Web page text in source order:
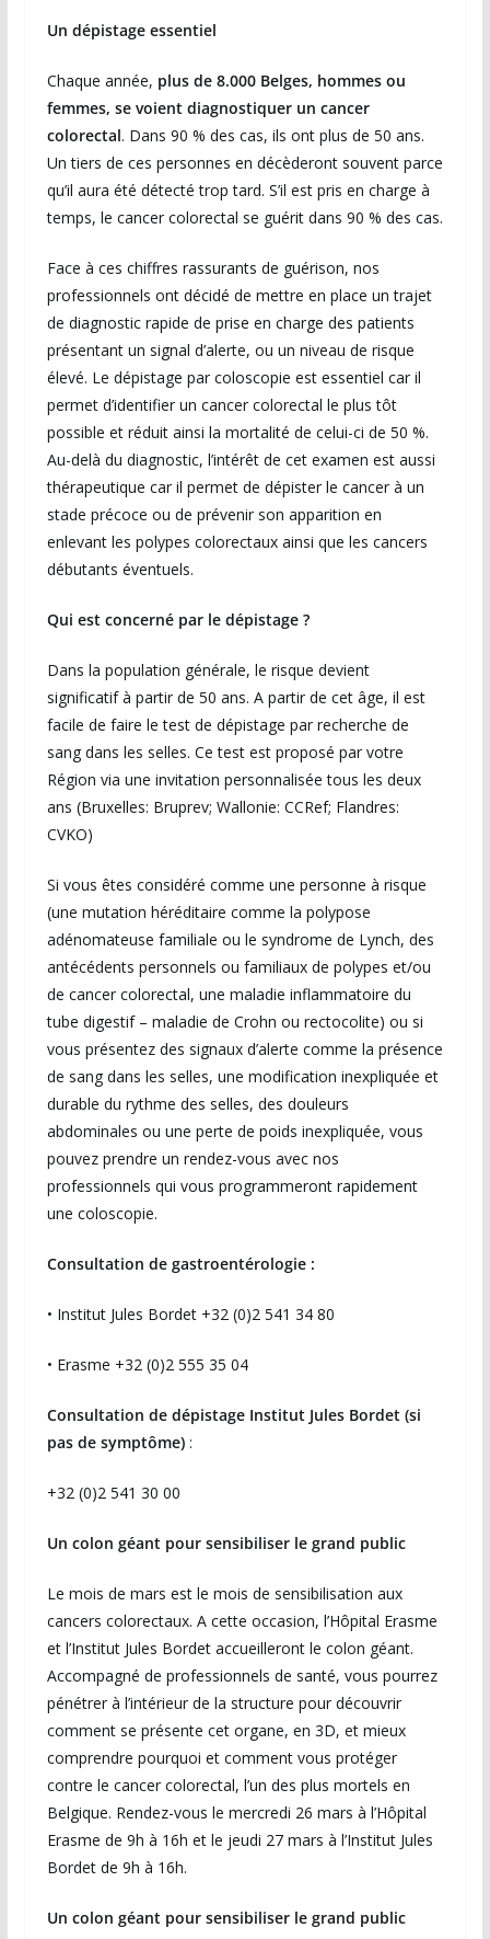
Un dépistage essentiel
Chaque année, plus de 8.000 Belges, hommes ou
femmes, se voient diagnostiquer un cancer
colorectal. Dans 90 % des cas, ils ont plus de 50 ans.
Un tiers de ces personnes en décèderont souvent parce
qu’il aura été détecté trop tard. S’il est pris en charge à
temps, le cancer colorectal se guérit dans 90 % des cas.
Face à ces chiffres rassurants de guérison, nos
professionnels ont décidé de mettre en place un trajet
de diagnostic rapide de prise en charge des patients
présentant un signal d’alerte, ou un niveau de risque
élevé. Le dépistage par coloscopie est essentiel car il
permet d’identifier un cancer colorectal le plus tôt
possible et réduit ainsi la mortalité de celui-ci de 50 %.
Au-delà du diagnostic, l’intérêt de cet examen est aussi
thérapeutique car il permet de dépister le cancer à un
stade précoce ou de prévenir son apparition en
enlevant les polypes colorectaux ainsi que les cancers
débutants éventuels.
Qui est concerné par le dépistage ?
Dans la population générale, le risque devient
significatif à partir de 50 ans. A partir de cet âge, il est
facile de faire le test de dépistage par recherche de
sang dans les selles. Ce test est proposé par votre
Région via une invitation personnalisée tous les deux
ans (Bruxelles: Bruprev; Wallonie: CCRef; Flandres:
CVKO)
Si vous êtes considéré comme une personne à risque
(une mutation héréditaire comme la polypose
adénomateuse familiale ou le syndrome de Lynch, des
antécédents personnels ou familiaux de polypes et/ou
de cancer colorectal, une maladie inflammatoire du
tube digestif – maladie de Crohn ou rectocolite) ou si
vous présentez des signaux d’alerte comme la présence
de sang dans les selles, une modification inexpliquée et
durable du rythme des selles, des douleurs
abdominales ou une perte de poids inexpliquée, vous
pouvez prendre un rendez-vous avec nos
professionnels qui vous programmeront rapidement
une coloscopie.
Consultation de gastroentérologie :
​• Institut Jules Bordet +32 (0)2 541 34 80
​• Erasme +32 (0)2 555 35 04
Consultation de dépistage Institut Jules Bordet (si
pas de symptôme):
​+32 (0)2 541 30 00
Un colon géant pour sensibiliser le grand public
Le mois de mars est le mois de sensibilisation aux
cancers colorectaux. A cette occasion, l’Hôpital Erasme
et l’Institut Jules Bordet accueilleront le colon géant.
Accompagné de professionnels de santé, vous pourrez
pénétrer à l’intérieur de la structure pour découvrir
comment se présente cet organe, en 3D, et mieux
comprendre pourquoi et comment vous protéger
contre le cancer colorectal, l’un des plus mortels en
Belgique. Rendez-vous le mercredi 26 mars à l’Hôpital
Erasme de 9h à 16h et le jeudi 27 mars à l’Institut Jules
Bordet de 9h à 16h.
Un colon géant pour sensibiliser le grand public